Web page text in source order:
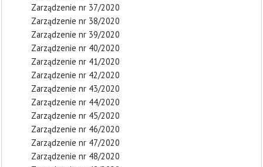
Zarządzenie nr 37/2020
Zarządzenie nr 38/2020
Zarządzenie nr 39/2020
Zarządzenie nr 40/2020
Zarządzenie nr 41/2020
Zarządzenie nr 42/2020
Zarządzenie nr 43/2020
Zarządzenie nr 44/2020
Zarządzenie nr 45/2020
Zarządzenie nr 46/2020
Zarządzenie nr 47/2020
Zarządzenie nr 48/2020